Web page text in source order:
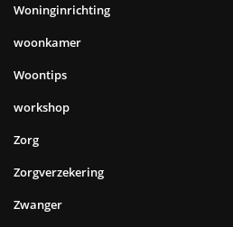
Woninginrichting
woonkamer
Woontips
workshop
Zorg
Zorgverzekering
Zwanger